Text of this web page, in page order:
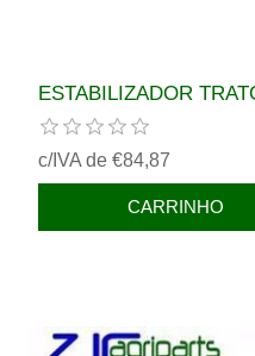
ESTABILIZADOR
c/IVA de €84,87